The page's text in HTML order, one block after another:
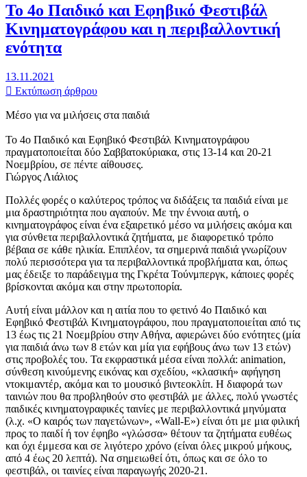
Το 4ο Παιδικό και Εφηβικό Φεστιβάλ
Κινηματογράφου και η περιβαλλοντική
ενότητα
13.11.2021
Εκτύπωση άρθρου
Μέσο για να μιλήσεις στα παιδιά
Το 4ο Παιδικό και Εφηβικό Φεστιβάλ Κινηματογράφου
πραγματοποιείται δύο Σαββατοκύριακα, στις 13-14 και 20-21
Νοεμβρίου, σε πέντε αίθουσες.
Γιώργος Λιάλιος
Πολλές φορές ο καλύτερος τρόπος να διδάξεις τα παιδιά είναι με
μια δραστηριότητα που αγαπούν. Με την έννοια αυτή, ο
κινηματογράφος είναι ένα εξαιρετικό μέσο να μιλήσεις ακόμα και
για σύνθετα περιβαλλοντικά ζητήματα, με διαφορετικό τρόπο
βέβαια σε κάθε ηλικία. Επιπλέον, τα σημερινά παιδιά γνωρίζουν
πολύ περισσότερα για τα περιβαλλοντικά προβλήματα και, όπως
μας έδειξε το παράδειγμα της Γκρέτα Τούνμπεργκ, κάποιες φορές
βρίσκονται ακόμα και στην πρωτοπορία.
Αυτή είναι μάλλον και η αιτία που το φετινό 4ο Παιδικό και
Εφηβικό Φεστιβάλ Κινηματογράφου, που πραγματοποιείται από τις
13 έως τις 21 Νοεμβρίου στην Αθήνα, αφιερώνει δύο ενότητες (μία
για παιδιά άνω των 8 ετών και μία για εφήβους άνω των 13 ετών)
στις προβολές του. Τα εκφραστικά μέσα είναι πολλά: animation,
σύνθεση κινούμενης εικόνας και σχεδίου, «κλασική» αφήγηση
ντοκιμαντέρ, ακόμα και το μουσικό βιντεοκλίπ. Η διαφορά των
ταινιών που θα προβληθούν στο φεστιβάλ με άλλες, πολύ γνωστές
παιδικές κινηματογραφικές ταινίες με περιβαλλοντικά μηνύματα
(λ.χ. «Ο καιρός των παγετώνων», «Wall-E») είναι ότι με μια φιλική
προς το παιδί ή τον έφηβο «γλώσσα» θέτουν τα ζητήματα ευθέως
και όχι έμμεσα και σε λιγότερο χρόνο (είναι όλες μικρού μήκους,
από 4 έως 20 λεπτά). Να σημειωθεί ότι, όπως και σε όλο το
φεστιβάλ, οι ταινίες είναι παραγωγής 2020-21.